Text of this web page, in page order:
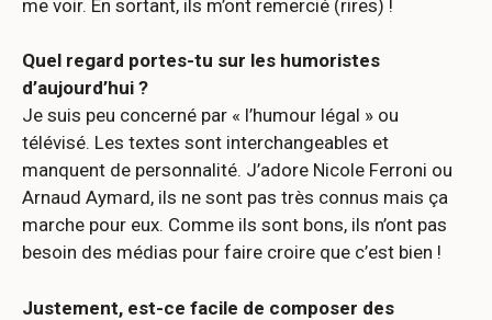
me voir. En sortant, ils m’ont remercié (rires) !
Quel regard portes-tu sur les humoristes
d’aujourd’hui ?
Je suis peu concerné par « l’humour légal » ou
télévisé. Les textes sont interchangeables et
manquent de personnalité. J’adore Nicole Ferroni ou
Arnaud Aymard, ils ne sont pas très connus mais ça
marche pour eux. Comme ils sont bons, ils n’ont pas
besoin des médias pour faire croire que c’est bien !
Justement, est-ce facile de composer des